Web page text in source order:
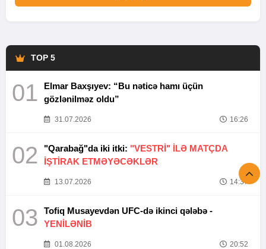
TOP 5
01
Elmar Baxşıyev: “Bu nəticə hamı üçün
gözlənilməz oldu”
31.07.2026 16:26
02 "Qarabağ"da iki itki: "VESTRİ" İLƏ MATÇDA
İŞTİRAK ETMƏYƏCƏKLƏR
13.07.2026 14:37
03
Tofiq Musayevdən UFC-də ikinci qələbə -
YENİLƏNİB
01.08.2026 20:52